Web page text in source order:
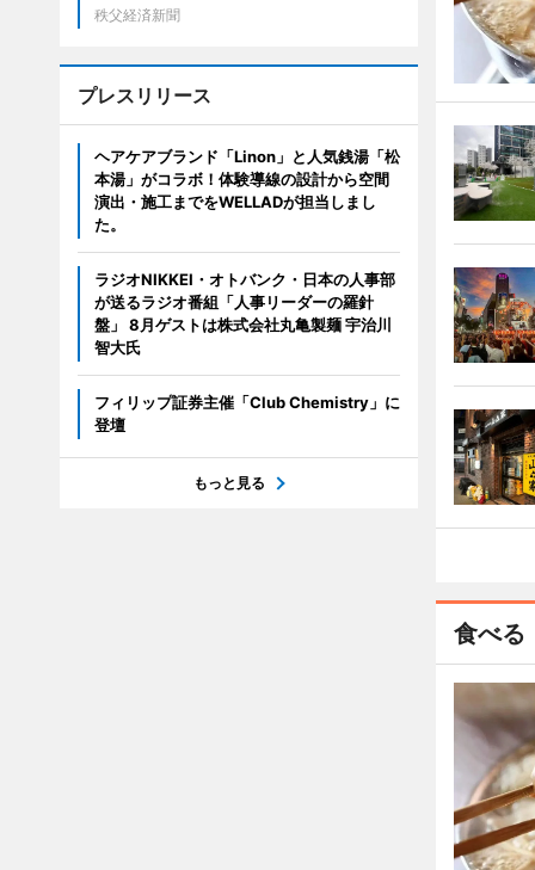
食べる
秩父経済新聞
プレスリリース
ヘアケアブランド「Linon」と人気銭湯「松
本湯」がコラボ！体験導線の設計から空間
演出・施工までをWELLADが担当しまし
た。
ラジオNIKKEI・オトバンク・日本の人事部
が送るラジオ番組「人事リーダーの羅針
盤」 8月ゲストは株式会社丸亀製麺 宇治川
智大氏
フィリップ証券主催「Club Chemistry」に
登壇
もっと見る